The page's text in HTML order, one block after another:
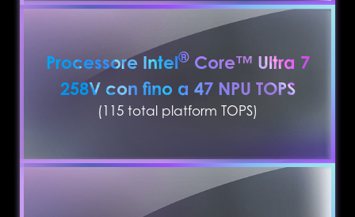
Processore Intel®Core™ Ultra 7
258V con fino a 47 NPU TOPS
(115 total platform TOPS)